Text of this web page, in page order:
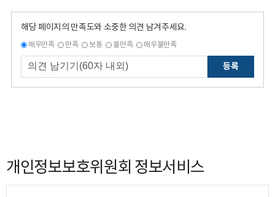
해당 페이지의 만족도와 소중한 의견 남겨주세요.
매우만족 만족 보통 불만족 매우불만족
등록
개인정보보호위원회 정보서비스